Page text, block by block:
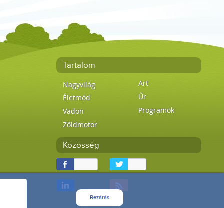
Bezárás
Tartalom
Nagyvilág
Életmód
Vadon
Zöldmotor
Art
Űr
Programok
Közösség